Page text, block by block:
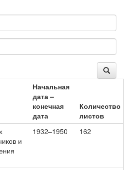
Начальная
дата –
конечная
дата
Количество
листов
и
1932–1950 162